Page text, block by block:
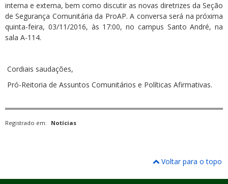
interna e externa, bem como discutir as novas diretrizes da Seção
de Segurança Comunitária da ProAP. A conversa será na próxima
quinta-feira, 03/11/2016, às 17:00, no campus Santo André, na
sala A-114.
Cordiais saudações,
Pró-Reitoria de Assuntos Comunitários e Políticas Afirmativas.
Registrado em: Notícias
Voltar para o topo